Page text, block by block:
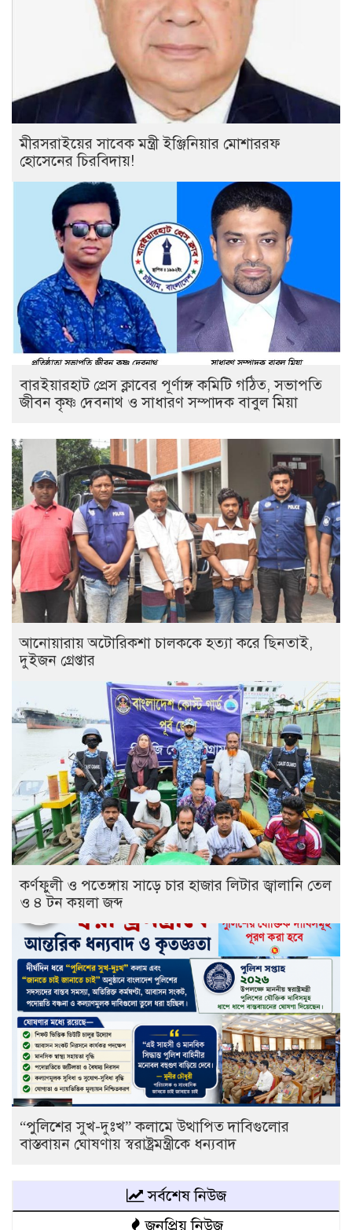
মীরসরাইয়ের সাবেক মন্ত্রী ইঞ্জিনিয়ার মোশাররফ
হোসেনের চিরবিদায়!
বারইয়ারহাট প্রেস ক্লাবের পূর্ণাঙ্গ কমিটি গঠিত, সভাপতি
জীবন কৃষ্ণ দেবনাথ ও সাধারণ সম্পাদক বাবুল মিয়া
আনোয়ারায় অটোরিকশা চালককে হত্যা করে ছিনতাই,
দুইজন গ্রেপ্তার
কর্ণফুলী ও পতেঙ্গায় সাড়ে চার হাজার লিটার জ্বালানি তেল
ও ৪ টন কয়লা জব্দ
“পুলিশের সুখ-দুঃখ” কলামে উত্থাপিত দাবিগুলোর
বাস্তবায়ন ঘোষণায় স্বরাষ্ট্রমন্ত্রীকে ধন্যবাদ
সর্বশেষ নিউজ
জনপ্রিয় নিউজ